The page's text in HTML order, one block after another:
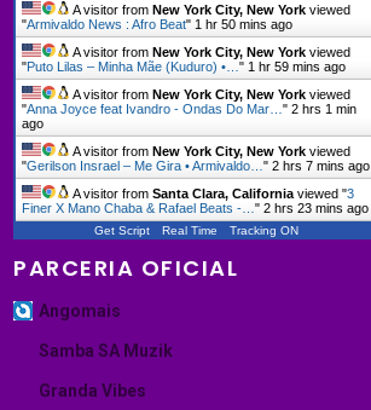
A visitor fromNew York City, New York viewed
"Armivaldo News : Afro Beat" 1 hr 50 mins ago
A visitor fromNew York City, New York viewed
"Puto Lilas – Minha Mãe (Kuduro) •…" 1 hr 59 mins ago
A visitor fromNew York City, New York viewed
"Anna Joyce feat Ivandro - Ondas Do Mar…"2 hrs 1 min
ago
A visitor fromNew York City, New York viewed
"Gerilson Insrael – Me Gira • Armivaldo…"2 hrs 7 mins ago
A visitor fromSanta Clara, California viewed "3
Finer X Mano Chaba & Rafael Beats -…"2 hrs 23 mins ago
Get Script Real Time Tracking ON
PARCERIA OFICIAL
Angomais
Samba SA Muzik
Granda Vibes